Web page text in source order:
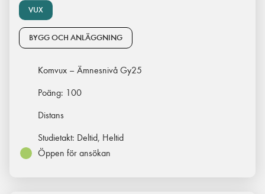
VUX
BYGG OCH ANLÄGGNING
Komvux – Ämnesnivå Gy25
Poäng: 100
Distans
Studietakt: Deltid, Heltid
Öppen för ansökan